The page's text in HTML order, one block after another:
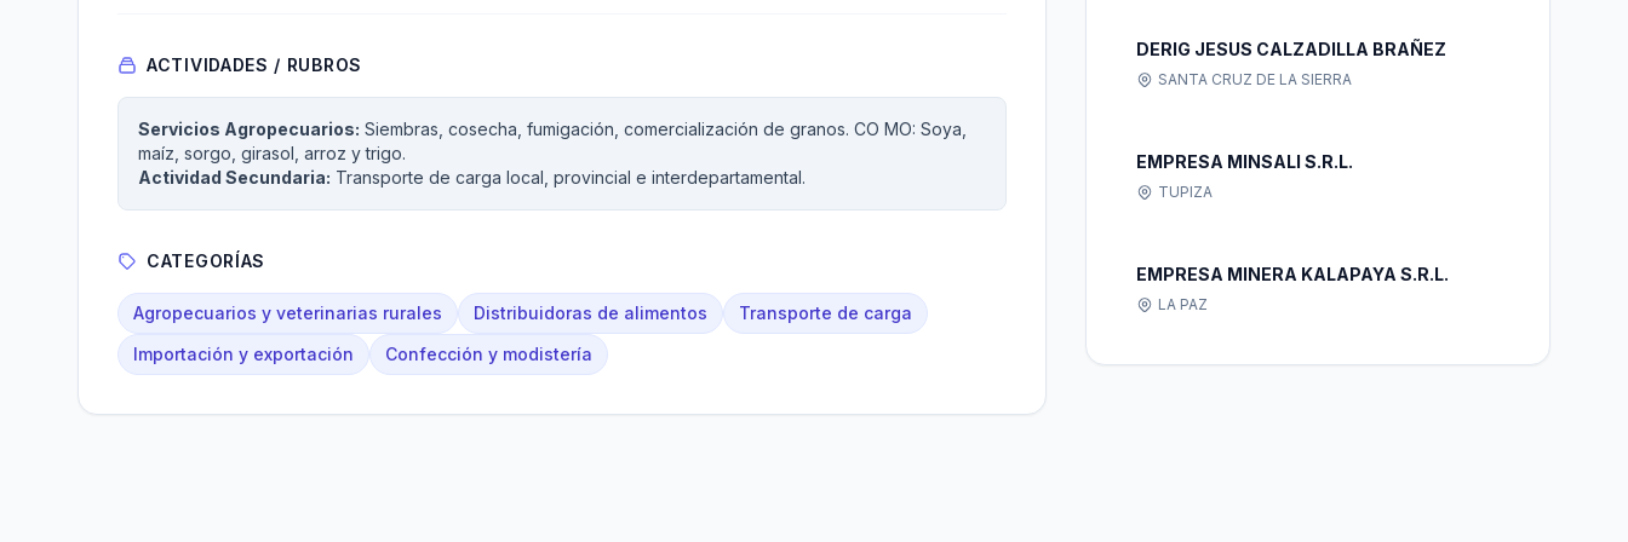
ACTIVIDADES / RUBROS
Servicios Agropecuarios: Siembras, cosecha, fumigación, comercialización de granos. CO MO: Soya,
maíz, sorgo, girasol, arroz y trigo.
Actividad Secundaria: Transporte de carga local, provincial e interdepartamental.
CATEGORÍAS
Agropecuarios y veterinarias rurales Distribuidoras de alimentos
Transporte de carga
Importación y exportación
Confección y modistería
DERIG JESUS CALZADILLA BRAÑEZ
SANTA CRUZ DE LA SIERRA
EMPRESA MINSALI S.R.L.
TUPIZA
EMPRESA MINERA KALAPAYA S.R.L.
LA PAZ